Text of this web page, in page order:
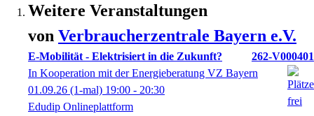
Weitere Veranstaltungen
von Verbraucherzentrale Bayern e.V.
E-Mobilität - Elektrisiert in die Zukunft?
262-V000401
In Kooperation mit der Energieberatung VZ Bayern
01.09.26 (1-mal) 19:00 - 20:30
Edudip Onlineplattform